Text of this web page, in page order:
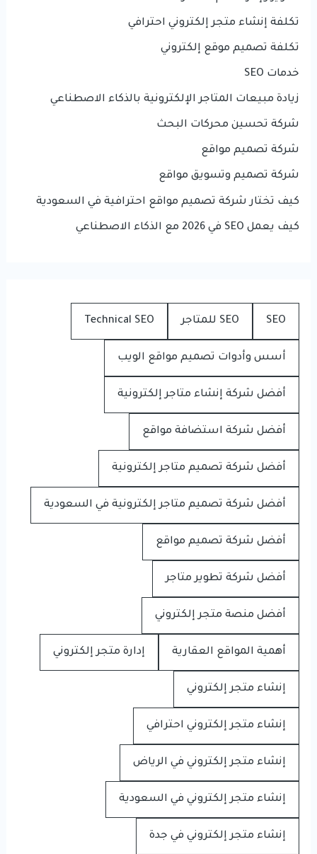
تكلفة إنشاء متجر إلكتروني احترافي
تكلفة تصميم موقع إلكتروني
خدمات SEO
زيادة مبيعات المتاجر الإلكترونية بالذكاء الاصطناعي
شركة تحسين محركات البحث
شركة تصميم مواقع
شركة تصميم وتسويق مواقع
كيف تختار شركة تصميم مواقع احترافية في السعودية
كيف يعمل SEO في 2026 مع الذكاء الاصطناعي
SEO SEO للمتاجر Technical SEO
أسس وأدوات تصميم مواقع الويب
أفضل شركة إنشاء متاجر إلكترونية
أفضل شركة استضافة مواقع
أفضل شركة تصميم متاجر إلكترونية
أفضل شركة تصميم متاجر إلكترونية في السعودية
أفضل شركة تصميم مواقع
أفضل شركة تطوير متاجر
أفضل منصة متجر إلكتروني
أهمية المواقع العقارية إدارة متجر إلكتروني
إنشاء متجر إلكتروني
إنشاء متجر إلكتروني احترافي
إنشاء متجر إلكتروني في الرياض
إنشاء متجر إلكتروني في السعودية
إنشاء متجر إلكتروني في جدة